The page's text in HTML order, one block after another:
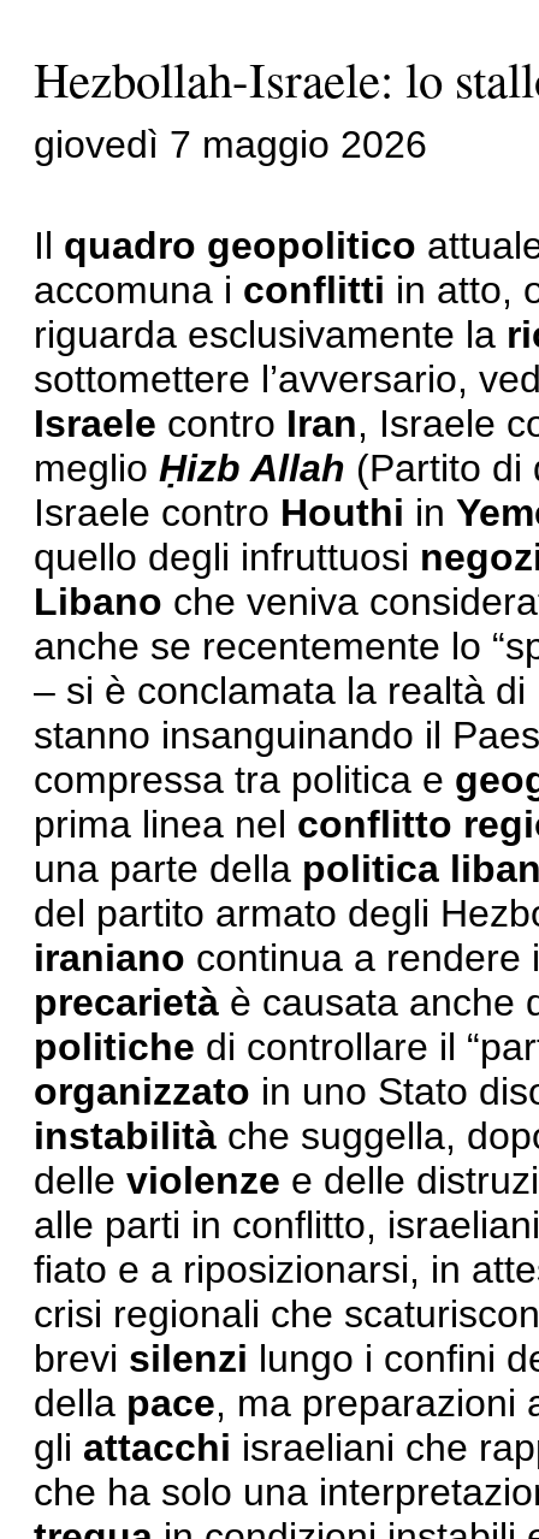
Hezbollah-Israele: lo
giovedì 7 maggio 2026
Il quadro geopolitico
accomuna i conflitti in atto,
riguarda esclusivamente la
sottomettere l’avversario,
Israele contro Iran, Israele
meglio Ḥizb Allah (Partito di
Israele contro Houthi in
quello degli infruttuosi
Libano che veniva
anche se recentemente lo
– si è conclamata la realtà
stanno insanguinando il
compressa tra politica e
prima linea nel conflitto
una parte della politica
del partito armato degli
iraniano continua a
precarietà è causata anche
politiche di controllare il
organizzato in uno Stato
instabilità che suggella,
delle violenze e delle
alle parti in conflitto,
fiato e a riposizionarsi, in
crisi regionali che
brevi silenzi lungo i confini
della pace, ma preparazioni
gli attacchi israeliani che
che ha solo una